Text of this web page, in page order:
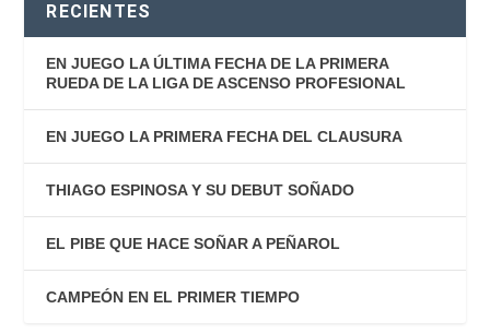
RECIENTES
EN JUEGO LA ÚLTIMA FECHA DE LA PRIMERA
RUEDA DE LA LIGA DE ASCENSO PROFESIONAL
EN JUEGO LA PRIMERA FECHA DEL CLAUSURA
THIAGO ESPINOSA Y SU DEBUT SOÑADO
EL PIBE QUE HACE SOÑAR A PEÑAROL
CAMPEÓN EN EL PRIMER TIEMPO